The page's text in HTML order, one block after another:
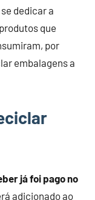
dedicar a
que
por
embalagens a
já foi pago no
adicionado ao